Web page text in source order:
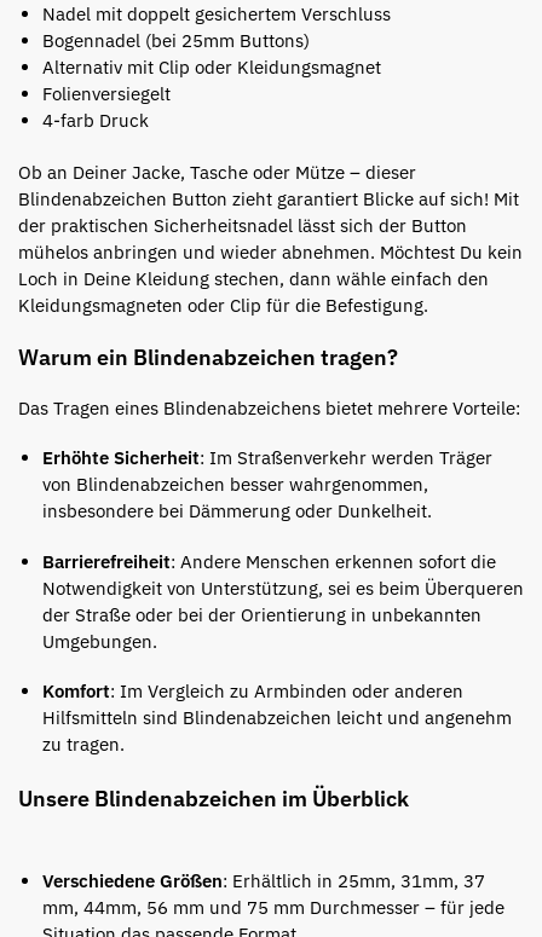
Nadel mit doppelt gesichertem Verschluss
Bogennadel (bei 25mm Buttons)
Alternativ mit Clip oder Kleidungsmagnet
Folienversiegelt
4-farb Druck
Ob an Deiner Jacke, Tasche oder Mütze – dieser
Blindenabzeichen Button zieht garantiert Blicke auf sich! Mit
der praktischen Sicherheitsnadel lässt sich der Button
mühelos anbringen und wieder abnehmen. Möchtest Du kein
Loch in Deine Kleidung stechen, dann wähle einfach den
Kleidungsmagneten oder Clip für die Befestigung.
Warum ein Blindenabzeichen tragen?
Das Tragen eines Blindenabzeichens bietet mehrere Vorteile:
Erhöhte Sicherheit: Im Straßenverkehr werden Träger
von Blindenabzeichen besser wahrgenommen,
insbesondere bei Dämmerung oder Dunkelheit.
Barrierefreiheit: Andere Menschen erkennen sofort die
Notwendigkeit von Unterstützung, sei es beim Überqueren
der Straße oder bei der Orientierung in unbekannten
Umgebungen.
Komfort: Im Vergleich zu Armbinden oder anderen
Hilfsmitteln sind Blindenabzeichen leicht und angenehm
zu tragen.
Unsere Blindenabzeichen im Überblick​
Verschiedene Größen: Erhältlich in 25mm, 31mm, 37
mm, 44mm, 56 mm und 75 mm Durchmesser – für jede